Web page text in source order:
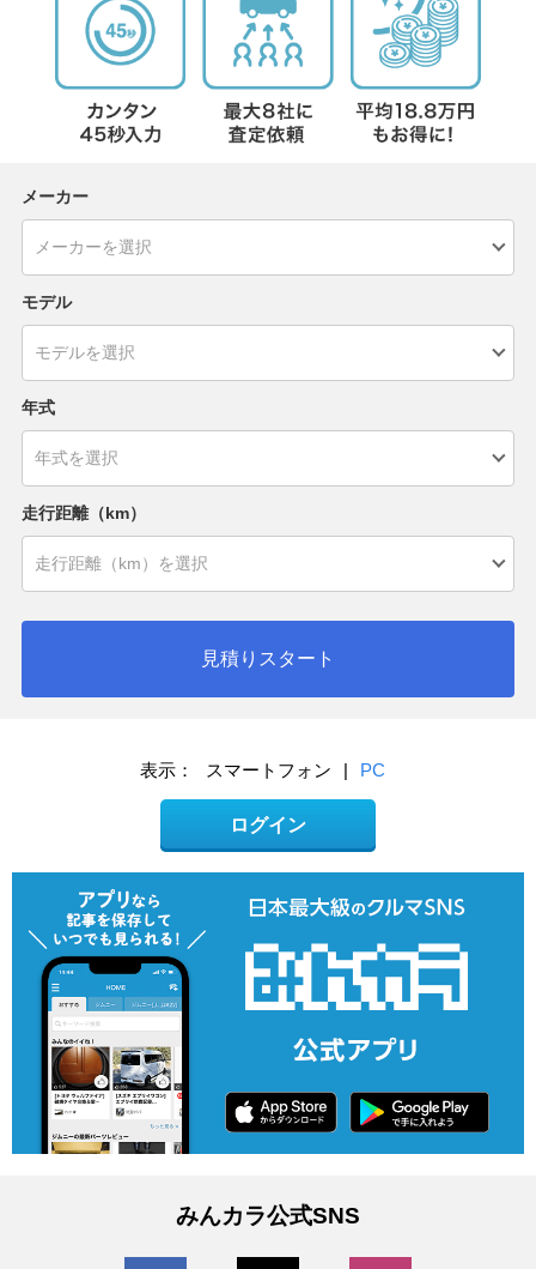
メーカー
モデル
年式
走行距離（km）
見積りスタート
表示： スマートフォン | PC
ログイン
みんカラ公式SNS